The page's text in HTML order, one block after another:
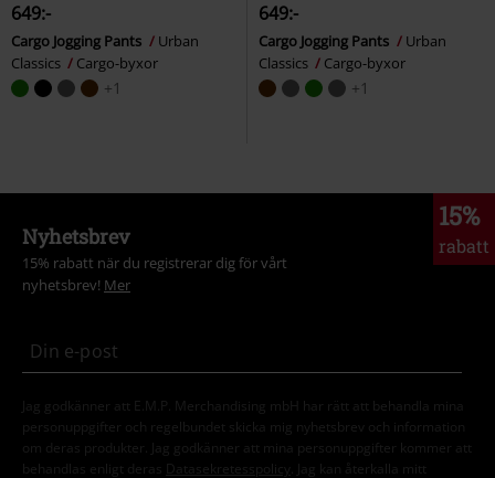
649:-
Cargo Jogging Pants
Urban
Classics
Cargo-byxor
+1
649:-
Cargo Jogging Pants
Urban
Classics
Cargo-byxor
+1
15%
rabatt
Nyhetsbrev
15% rabatt när du registrerar dig för vårt
nyhetsbrev! Mer
Jag godkänner att E.M.P. Merchandising mbH har rätt att behandla mina
personuppgifter och regelbundet skicka mig nyhetsbrev och information
om deras produkter. Jag godkänner att mina personuppgifter kommer att
behandlas enligt deras
Datasekretesspolicy . Jag kan återkalla mitt